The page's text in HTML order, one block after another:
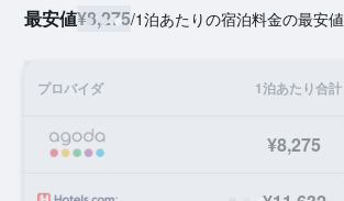
最安値¥8,275/1泊あたりの宿泊料金の最安値
プロバイダ 1泊あたり合計
¥8,275